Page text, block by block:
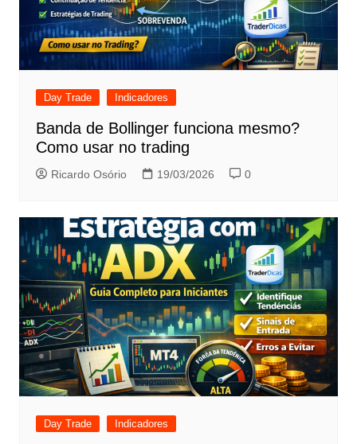
Day Trade Indicadores
Banda de Bollinger funciona mesmo?
Como usar no trading
Ricardo Osório 19/03/2026 0
Day Trade Indicadores